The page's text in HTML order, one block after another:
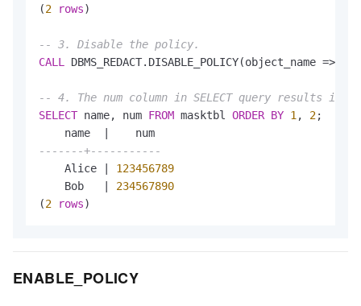
(2 rows)
-- 3. Disable the policy.
CALL
DBMS_REDACT.DISABLE_POLICY(object_name =>
-- 4. The num column in SELECT query results is
SELECT name, num FROM masktbl ORDER BY 1 , 2;
    name
-------+-----------
    Alice
123456789
    Bob
234567890
(2 rows)
ENABLE_POLICY